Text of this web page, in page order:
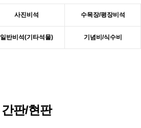
사진비석 수목장/평장비석
일반비석(기타석물) 기념비/식수비
간판/현판